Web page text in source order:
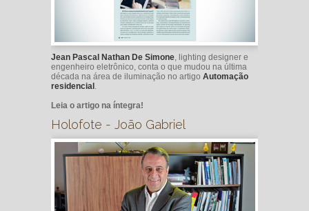
Jean Pascal Nathan De Simone , lighting designer e
engenheiro eletrônico, conta o que mudou na última
década na área de iluminação no artigo Automação
residencial
Leia o artigo na íntegra!
Holofote - João Gabriel